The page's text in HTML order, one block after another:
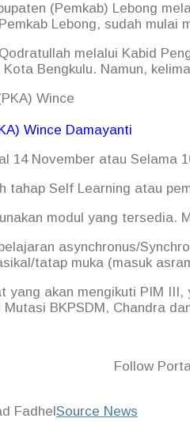
(Pemkab) Lebong
Lebong, sudah mulai
melalui Kabid
Bengkulu. Namun,
Wince Damayanti
14 November atau Selama
tahap Self Learning atau
modul yang tersedia.
asynchronus/
tatap muka (masuk
akan mengikuti PIM
Mutasi BKPSDM, Chandra
Follow
FadhelSource News